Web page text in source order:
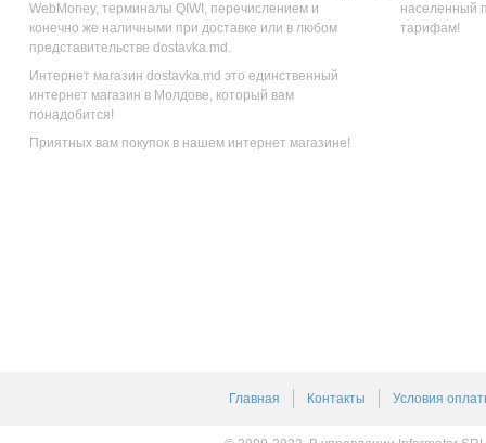
WebMoney, терминалы QIWI, перечислением и
конечно же наличными при доставке или в любом
представительстве dostavka.md.
Интернет магазин dostavka.md это единственный
интернет магазин в Молдове, который вам
понадобится!
Приятных вам покупок в нашем интернет магазине!
населенный
тарифам!
Главная Контакты Условия